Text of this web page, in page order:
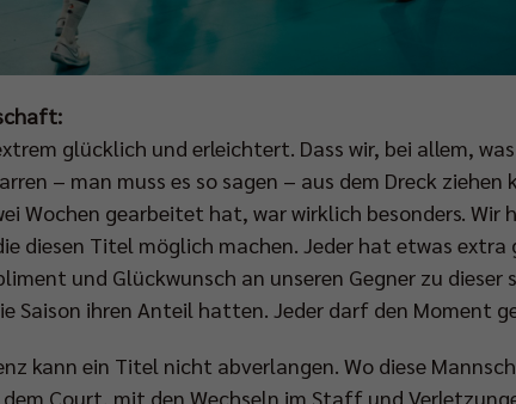
glücklich und erleichtert. Dass wir, bei allem,
– man muss es so sagen – aus dem Dreck
Wochen gearbeitet hat, war wirklich besonders. Wir
diesen Titel möglich machen. Jeder hat etwas extra
und Glückwunsch an unseren Gegner zu dieser
Saison ihren Anteil hatten. Jeder darf den Moment
kann ein Titel nicht abverlangen. Wo diese
Court, mit den Wechseln im Staff und